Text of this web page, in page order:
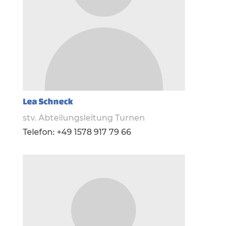
Lea Schneck
stv. Abteilungsleitung Turnen
Telefon: +49 1578 917 79 66